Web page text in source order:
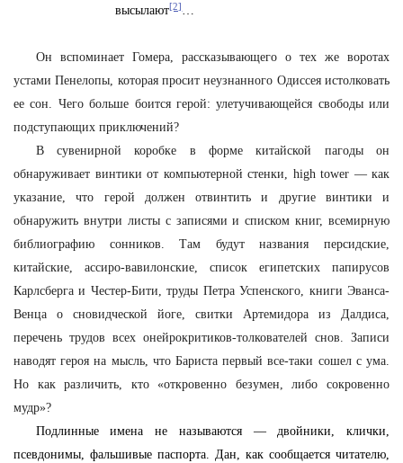
высылают[2] …
Он вспоминает Гомера, рассказывающего о тех же воротах
устами Пенелопы, которая просит неузнанного Одиссея истолковать
ее сон. Чего больше боится герой: улетучивающейся свободы или
подступающих приключений?
В сувенирной коробке в форме китайской пагоды он
обнаруживает винтики от компьютерной стенки, high tower — как
указание, что герой должен отвинтить и другие винтики и
обнаружить внутри листы с записями и списком книг, всемирную
библиографию сонников. Там будут названия персидские,
китайские, ассиро-вавилонские, список египетских папирусов
Карлсберга и Честер-Бити, труды Петра Успенского, книги Эванса-
Венца о сновидческой йоге, свитки Артемидора из Далдиса,
перечень трудов всех онейрокритиков-толкователей снов. Записи
наводят героя на мысль, что Бариста первый все-таки сошел с ума.
Но как различить, кто «откровенно безумен, либо сокровенно
мудр»?
Подлинные имена не называются — двойники, клички,
псевдонимы, фальшивые паспорта. Дан, как сообщается читателю,